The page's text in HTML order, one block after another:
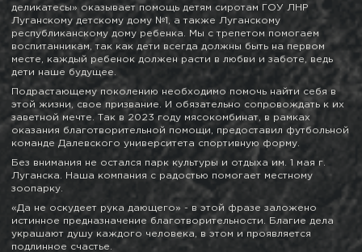
деликатесы» оказывает помощь детям сиротам ГОУ ЛНР
Луганскому детскому дому №1, а также Луганскому
республиканскому дому ребенка. Мы с трепетом помогаем
воспитанникам, так как дети всегда должны быть на первом
месте, каждый ребенок должен расти в любви и заботе, ведь
дети наше будущее.
Подрастающему поколению необходимо помочь найти себя в
этой жизни, свое призвание. И обязательно сопровождать к их
заветной мечте. Так в 2023 году мясокомбинат, в рамках
оказания благотворительной помощи, предоставил футбольной
команде Далевского университета спортивную форму.
Без внимания не остался парк культуры и отдыха им. 1 мая г.
Луганска. Наша компания с радостью помогает местному
зоопарку.
«Да не оскудеет рука дающего» - в этой фразе заложено
истинное предназначение благотворительности. Благие дела
украшают душу каждого человека, в этом и проявляется
подлинное счастье.